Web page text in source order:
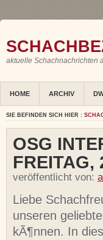
aktuelle Schachnachrichten
HOME ARCHIV
SIE BEFINDEN SICH HIER :
OSG
FREITAG,
veröffentlicht von:
Liebe
unseren
kÃ¶nnen. In